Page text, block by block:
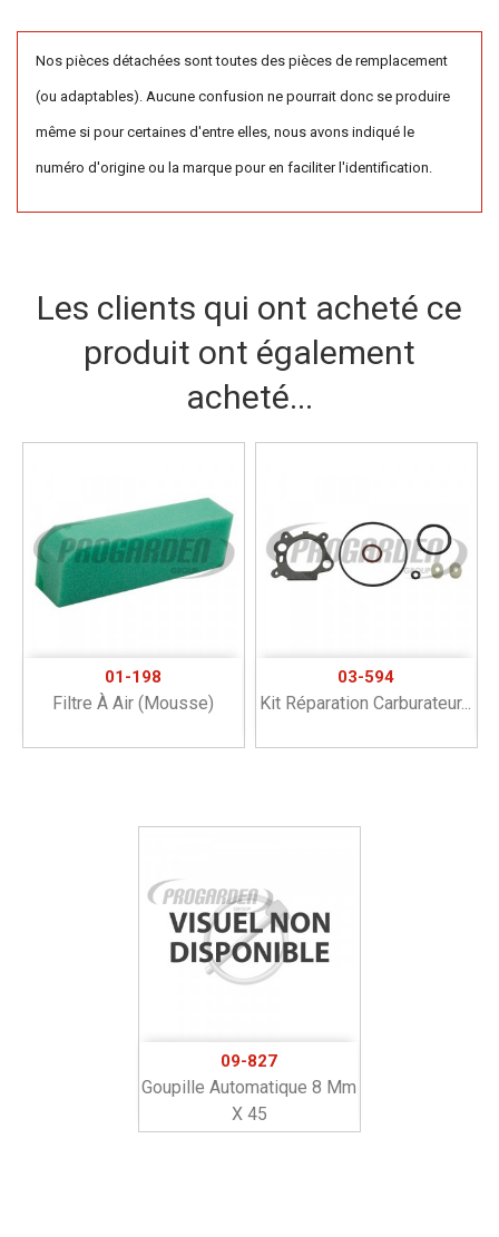
Nos pièces détachées sont toutes des pièces de remplacement
(ou adaptables). Aucune confusion ne pourrait donc se produire
même si pour certaines d'entre elles, nous avons indiqué le
numéro d'origine ou la marque pour en faciliter l'identification.
Les clients qui ont acheté ce
produit ont également
acheté...
01-198
Filtre À Air (mousse)
03-594
Kit Réparation Carburateur...
09-827
Goupille Automatique 8 Mm
X 45